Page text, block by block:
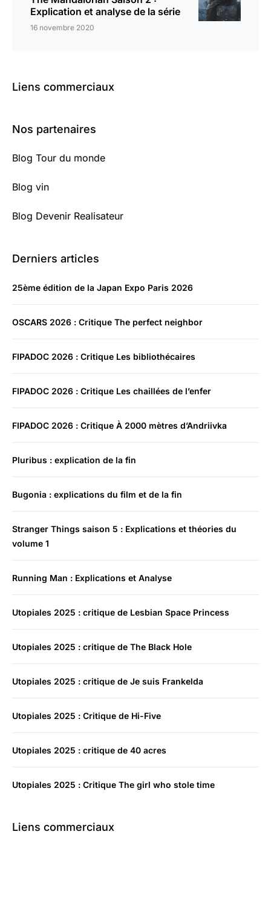
Explication et analyse de la série
16 novembre 2020
Liens commerciaux
Nos partenaires
Blog Tour du monde
Blog vin
Blog Devenir Realisateur
Derniers articles
25ème édition de la Japan Expo Paris 2026
OSCARS 2026 : Critique The perfect neighbor
FIPADOC 2026 : Critique Les bibliothécaires
FIPADOC 2026 : Critique Les chaillées de l’enfer
FIPADOC 2026 : Critique À 2000 mètres d’Andriivka
Pluribus : explication de la fin
Bugonia : explications du film et de la fin
Stranger Things saison 5 : Explications et théories du
volume 1
Running Man : Explications et Analyse
Utopiales 2025 : critique de Lesbian Space Princess
Utopiales 2025 : critique de The Black Hole
Utopiales 2025 : critique de Je suis Frankelda
Utopiales 2025 : Critique de Hi-Five
Utopiales 2025 : critique de 40 acres
Utopiales 2025 : Critique The girl who stole time
Liens commerciaux